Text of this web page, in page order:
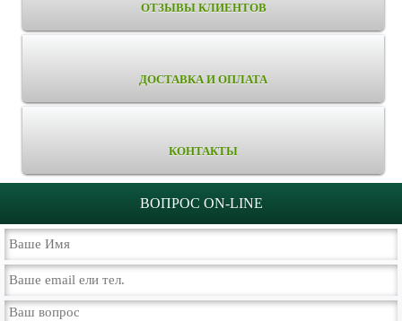
ОТЗЫВЫ КЛИЕНТОВ
ДОСТАВКА И ОПЛАТА
КОНТАКТЫ
ВОПРОС ON-LINE